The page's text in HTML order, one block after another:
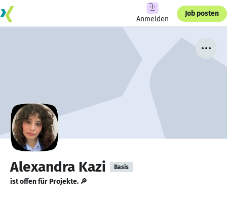
Anmelden
Job posten
Alexandra Kazi Basis
ist offen für Projekte. 🔎